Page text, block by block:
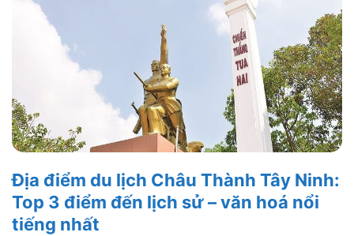
Địa điểm du lịch Châu Thành Tây Ninh:
Top 3 điểm đến lịch sử – văn hoá nổi
tiếng nhất